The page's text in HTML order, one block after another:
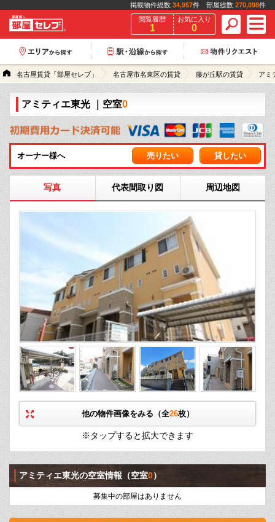
掲載物件総数 34,957件 部屋総数 270,098件
閲覧履歴
1
お気に入り
0
名古屋賃貸「部屋セレブ」 名古屋市名東区の賃貸 藤が丘駅の賃貸 アミ
アミティエ東光 ｜空室0
オーナー様へ 売りたい 貸したい
写真 代表間取り図 周辺地図
他の物件画像をみる（全26枚）
※タップすると拡大できます
アミティエ東光の空室情報 （空室0）
募集中の部屋はありません